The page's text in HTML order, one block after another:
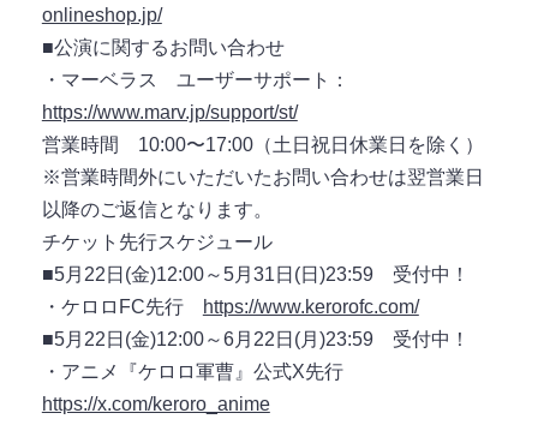
onlineshop.jp/
■公演に関するお問い合わせ
・マーベラス ユーザーサポート：
https://www.marv.jp/support/st/
営業時間 10:00〜17:00（土日祝日休業日を除く）
※営業時間外にいただいたお問い合わせは翌営業日
以降のご返信となります。
チケット先行スケジュール
■5月22日(金)12:00～5月31日(日)23:59 受付中！
・ケロロFC先行
https://www.kerorofc.com/
■5月22日(金)12:00～6月22日(月)23:59 受付中！
・アニメ『ケロロ軍曹』公式X先行
https://x.com/keroro_anime